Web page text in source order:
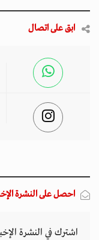
ابق على اتصال
احصل على النشرة
اشترك في النشرة